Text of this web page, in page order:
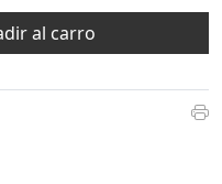
al carro